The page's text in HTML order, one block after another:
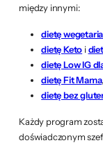
między innymi:
dietę
dietę Keto i
dietę Low IG
dietę Fit Mama,
dietę bez
Każdy program
doświadczonym